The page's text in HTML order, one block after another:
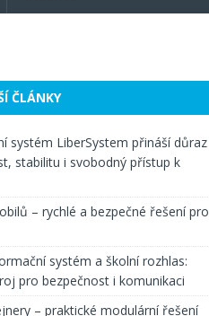
ČLÁNKY
systém LiberSystem přináší důraz
stabilitu i svobodný přístup k
– rychlé a bezpečné řešení pro
systém a školní rozhlas:
pro bezpečnost i komunikaci
– praktické modulární řešení